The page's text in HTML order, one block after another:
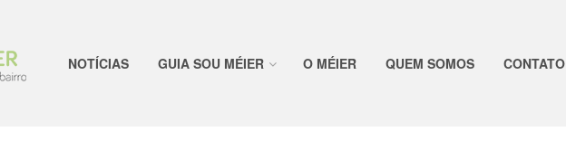
NOTÍCIAS GUIA SOU MÉIER O MÉIER QUEM SOMOS CONTATO